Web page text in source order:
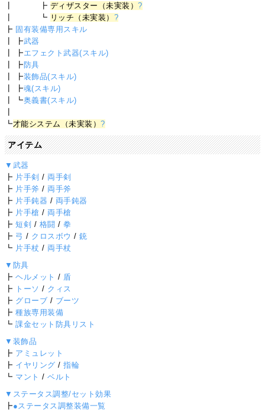
┃ ┣ ディザスター（未実装）?
┃ ┗ リッチ（未実装） ?
┣ 固有装備専用スキル
┃ ┣武器
┃ ┣エフェクト武器(スキル)
┃ ┣防具
┃ ┣装飾品(スキル)
┃ ┣魂(スキル)
┃ ┗奥義書(スキル)
┗才能システム（未実装）?
アイテム
▼武器
┣ 片手剣 / 両手剣
┣ 片手斧 / 両手斧
┣ 片手鈍器 / 両手鈍器
┣ 片手槍 / 両手槍
┣短剣 / 格闘 /拳
┣ 弓 / クロスボウ /銃
┗ 片手杖 / 両手杖
▼防具
┣ヘルメット / 盾
┣ トーソ / クィス
┣ グローブ / ブーツ
┣種族専用装備
┗課金セット防具リスト
▼装飾品
┣ アミュレット
┣ イヤリング /指輪
┗ マント /ベルト
▼ステータス調整/セット効果
┣●ステータス調整装備一覧